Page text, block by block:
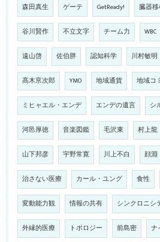
森田真生 ゲーテ GetReady! 臓器
谷川賢作 不立文字 チーム力 WBC
遠山啓 佐伯胖 認知科学 川村敏明
髙木亰次郎 YMO 地域通貨 地域コ
ミヒャエル・エンデ エンデの遺言 シ
河邑厚徳 音楽図鑑 毛沢東 村上龍
山下邦彦 宇野常寛 川上不白 顔淵
治さない医療 カール・ユング 食性
変動能力観 情報の共有 シンクロニシ
外縁的医療 トポロジー 前島密 ナ